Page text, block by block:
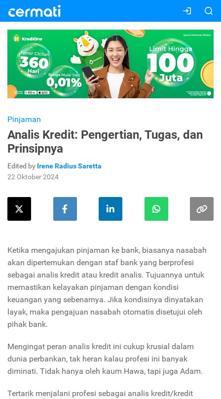
Pinjaman
Analis Kredit: Pengertian, Tugas, dan
Prinsipnya
Edited by Irene Radius Saretta
22 Oktober 2024
Ketika mengajukan pinjaman ke bank, biasanya nasabah
akan dipertemukan dengan staf bank yang berprofesi
sebagai analis kredit atau kredit analis. Tujuannya untuk
memastikan kelayakan pinjaman dengan kondisi
keuangan yang sebenarnya. Jika kondisinya dinyatakan
layak, maka pengajuan nasabah otomatis disetujui oleh
pihak bank.
Mengingat peran analis kredit ini cukup krusial dalam
dunia perbankan, tak heran kalau profesi ini banyak
diminati. Tidak hanya oleh kaum Hawa, tapi juga Adam.
Tertarik menjalani profesi sebagai analis kredit/kredit